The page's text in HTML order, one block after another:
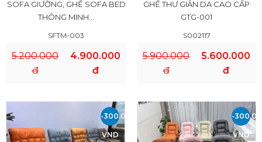
SOFA GIƯỜNG, GHẾ SOFA BED
THÔNG MINH...
SFTM-003
5.200.000
đ
4.900.000
đ
GHẾ THƯ GIẢN DA CAO CẤP
GTG-001
S002117
5.900.000
đ
5.600.000
đ
-300.000
VND
-
VND